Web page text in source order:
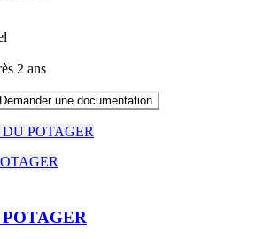
2 ans
Demander une documentation